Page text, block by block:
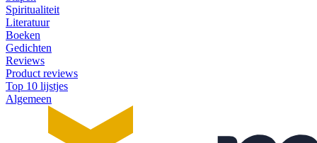
Spiritualiteit
Literatuur
Boeken
Gedichten
Reviews
Product reviews
Top 10 lijstjes
Algemeen